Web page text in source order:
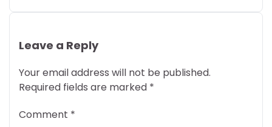
Leave a Reply
Your email address will not be published.
Required fields are marked *
Comment *